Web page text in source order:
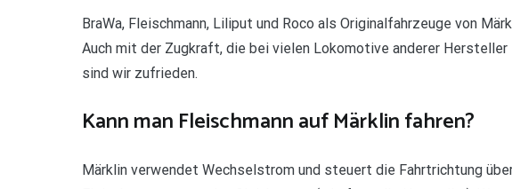
BraWa, Fleischmann, Liliput und Roco als Originalfahrzeuge von
Auch mit der Zugkraft, die bei vielen Lokomotive anderer
sind wir zufrieden.
Kann man Fleischmann auf Märklin fahren?
Märklin verwendet Wechselstrom und steuert die Fahrtrichtung